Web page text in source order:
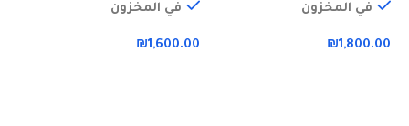
في المخزون
₪1,800.00
في المخزون
₪1,600.00